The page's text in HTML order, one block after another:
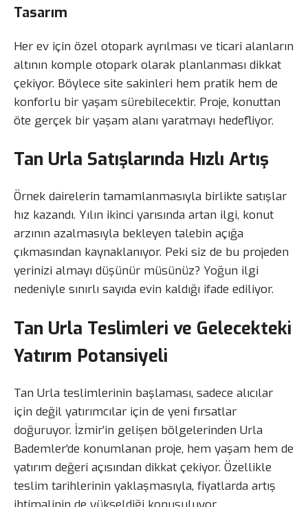
Tasarım
Her ev için özel otopark ayrılması ve ticari alanların
altının komple otopark olarak planlanması dikkat
çekiyor. Böylece site sakinleri hem pratik hem de
konforlu bir yaşam sürebilecektir. Proje, konuttan
öte gerçek bir yaşam alanı yaratmayı hedefliyor.
Tan Urla Satışlarında Hızlı Artış
Örnek dairelerin tamamlanmasıyla birlikte satışlar
hız kazandı. Yılın ikinci yarısında artan ilgi, konut
arzının azalmasıyla bekleyen talebin açığa
çıkmasından kaynaklanıyor. Peki siz de bu projeden
yerinizi almayı düşünür müsünüz? Yoğun ilgi
nedeniyle sınırlı sayıda evin kaldığı ifade ediliyor.
Tan Urla Teslimleri ve Gelecekteki
Yatırım Potansiyeli
Tan Urla teslimlerinin başlaması, sadece alıcılar
için değil yatırımcılar için de yeni fırsatlar
doğuruyor. İzmir’in gelişen bölgelerinden Urla
Bademler’de konumlanan proje, hem yaşam hem de
yatırım değeri açısından dikkat çekiyor. Özellikle
teslim tarihlerinin yaklaşmasıyla, fiyatlarda artış